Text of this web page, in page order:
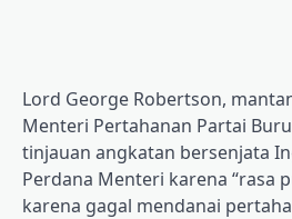
Lord George Robertson,
Menteri Pertahanan Partai
tinjauan angkatan bersenjata
Perdana Menteri karena “rasa
karena gagal mendanai